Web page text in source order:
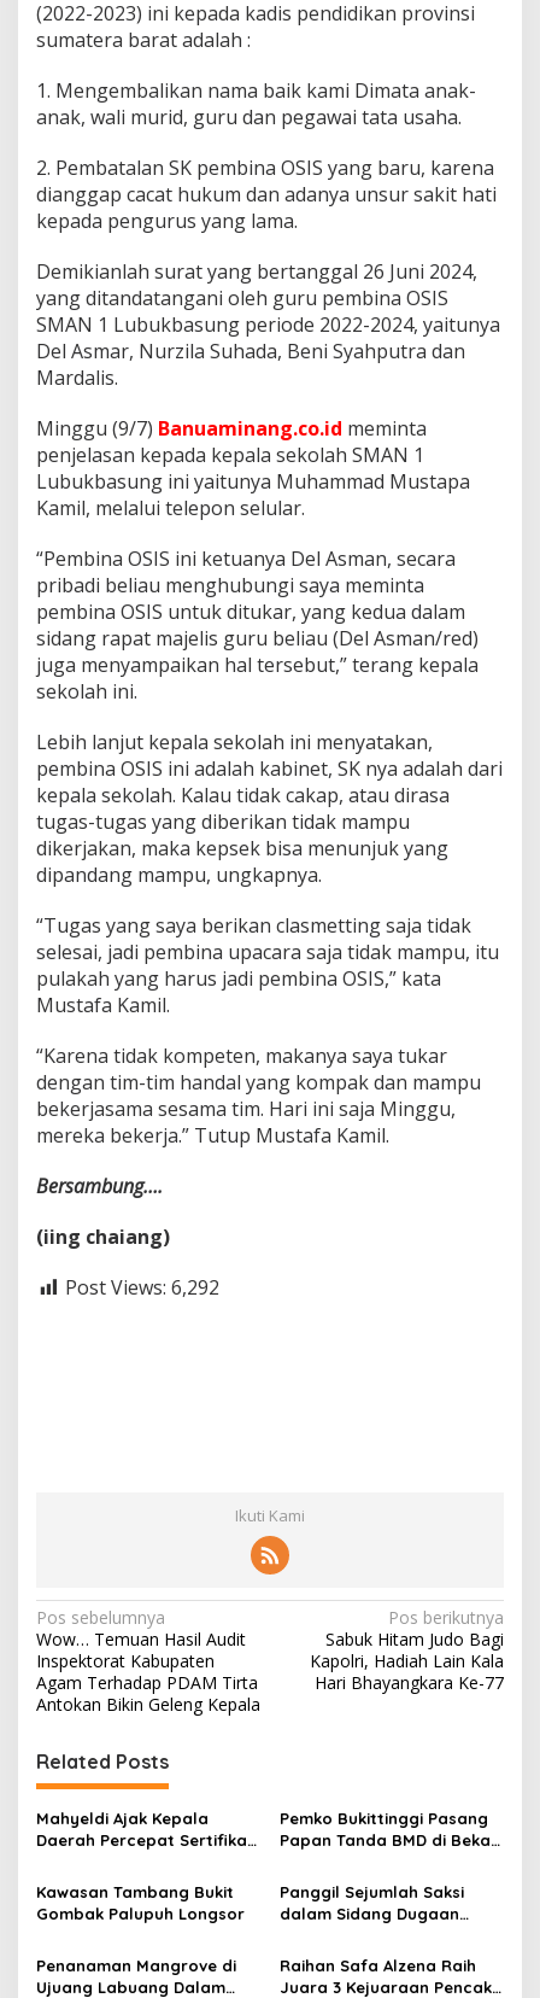
(2022-2023) ini kepada kadis pendidikan provinsi
sumatera barat adalah :
1. Mengembalikan nama baik kami Dimata anak-
anak, wali murid, guru dan pegawai tata usaha.
2. Pembatalan SK pembina OSIS yang baru, karena
dianggap cacat hukum dan adanya unsur sakit hati
kepada pengurus yang lama.
Demikianlah surat yang bertanggal 26 Juni 2024,
yang ditandatangani oleh guru pembina OSIS
SMAN 1 Lubukbasung periode 2022-2024, yaitunya
Del Asmar, Nurzila Suhada, Beni Syahputra dan
Mardalis.
Minggu (9/7) Banuaminang.co.id meminta
penjelasan kepada kepala sekolah SMAN 1
Lubukbasung ini yaitunya Muhammad Mustapa
Kamil, melalui telepon selular.
“Pembina OSIS ini ketuanya Del Asman, secara
pribadi beliau menghubungi saya meminta
pembina OSIS untuk ditukar, yang kedua dalam
sidang rapat majelis guru beliau (Del Asman/red)
juga menyampaikan hal tersebut,” terang kepala
sekolah ini.
Lebih lanjut kepala sekolah ini menyatakan,
pembina OSIS ini adalah kabinet, SK nya adalah dari
kepala sekolah. Kalau tidak cakap, atau dirasa
tugas-tugas yang diberikan tidak mampu
dikerjakan, maka kepsek bisa menunjuk yang
dipandang mampu, ungkapnya.
“Tugas yang saya berikan clasmetting saja tidak
selesai, jadi pembina upacara saja tidak mampu, itu
pulakah yang harus jadi pembina OSIS,” kata
Mustafa Kamil.
“Karena tidak kompeten, makanya saya tukar
dengan tim-tim handal yang kompak dan mampu
bekerjasama sesama tim. Hari ini saja Minggu,
mereka bekerja.” Tutup Mustafa Kamil.
Bersambung….
(iing chaiang)
Post Views: 6,292
Ikuti Kami
N
a
v
i
g
a
s
i
p
o
s
Pos sebelumnya
Wow… Temuan Hasil Audit
Inspektorat Kabupaten
Agam Terhadap PDAM Tirta
Antokan Bikin Geleng Kepala
Pos berikutnya
Sabuk Hitam Judo Bagi
Kapolri, Hadiah Lain Kala
Hari Bhayangkara Ke-77
Related Posts
Mahyeldi Ajak Kepala
Daerah Percepat Sertifikasi
Pusat Ekosistem Halal
Nasional
Pemko Bukittinggi Pasang
Papan Tanda BMD di Bekas
Kawasan Tambang Bukit
Gombak Palupuh Longsor
Panggil Sejumlah Saksi
dalam Sidang Dugaan
Terdakwa Haji DS
Penanaman Mangrove di
Ujuang Labuang Dalam
Raihan Safa Alzena Raih
Juara 3 Kejuaraan Pencak